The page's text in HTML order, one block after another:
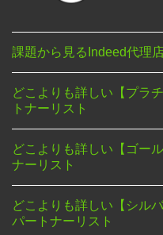
課題から見るIndeed代理
どこよりも詳しい【プラ
トナーリスト
どこよりも詳しい【ゴー
ナーリスト
どこよりも詳しい【シル
パートナーリスト